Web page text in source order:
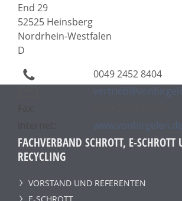
End 29
52525 Heinsberg
Nordrhein-Westfalen
D
0049 2452 8404
www.vonbirgelen.de
FACHVERBAND SCHROTT, E-
RECYCLING
VORSTAND UND REFERENTEN
E-SCHROTT